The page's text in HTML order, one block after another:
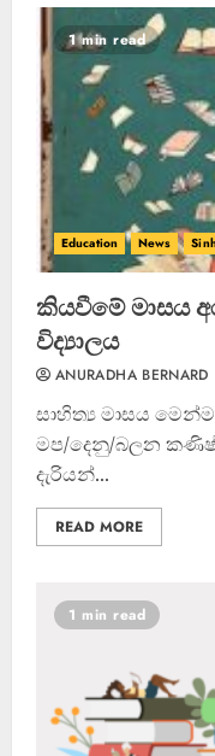
1 min read
Education News
කියවීමේ මාසය
විද්‍යාලය
ANURADHA BERNARD
සාහිත්‍ය මාසය
මප/දෙනු/බලන කණිෂ්ඨ
දැරියන්...
READ MORE
1 min read